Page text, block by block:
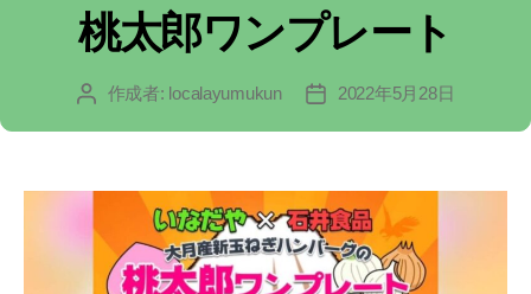
テ
ゴ
リ
桃太郎ワンプレート
投 作成者: localayumukun
投
2022年5月28日